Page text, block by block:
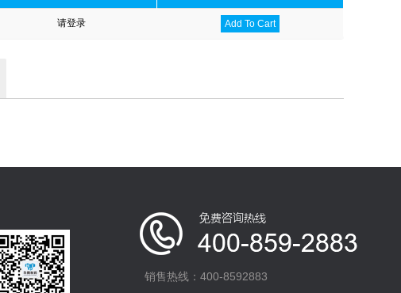
请登录 Add To Cart
销售热线：400-8592883